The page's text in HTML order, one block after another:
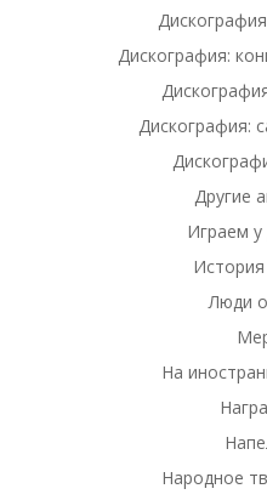
Дискография:
Дискография:
Другие
Играем у
История
Люди
На
Народное